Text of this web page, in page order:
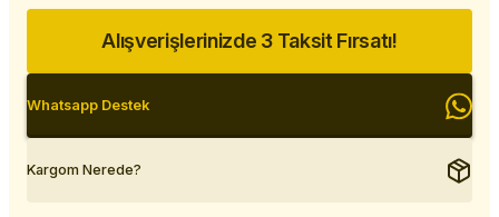
Alışverişlerinizde 3 Taksit Fırsatı!
Whatsapp Destek
Kargom Nerede?